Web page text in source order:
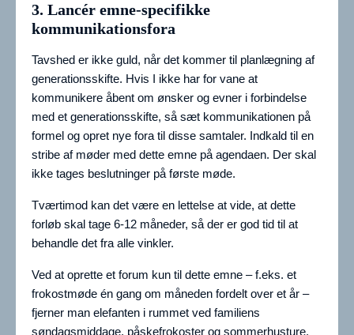
3. Lancér emne-specifikke
kommunikationsfora
Tavshed er ikke guld, når det kommer til planlægning af
generationsskifte. Hvis I ikke har for vane at
kommunikere åbent om ønsker og evner i forbindelse
med et generationsskifte, så sæt kommunikationen på
formel og opret nye fora til disse samtaler. Indkald til en
stribe af møder med dette emne på agendaen. Der skal
ikke tages beslutninger på første møde.
Tværtimod kan det være en lettelse at vide, at dette
forløb skal tage 6-12 måneder, så der er god tid til at
behandle det fra alle vinkler.
Ved at oprette et forum kun til dette emne – f.eks. et
frokostmøde én gang om måneden fordelt over et år –
fjerner man elefanten i rummet ved familiens
søndagsmiddage, påskefrokoster og sommerhusture.